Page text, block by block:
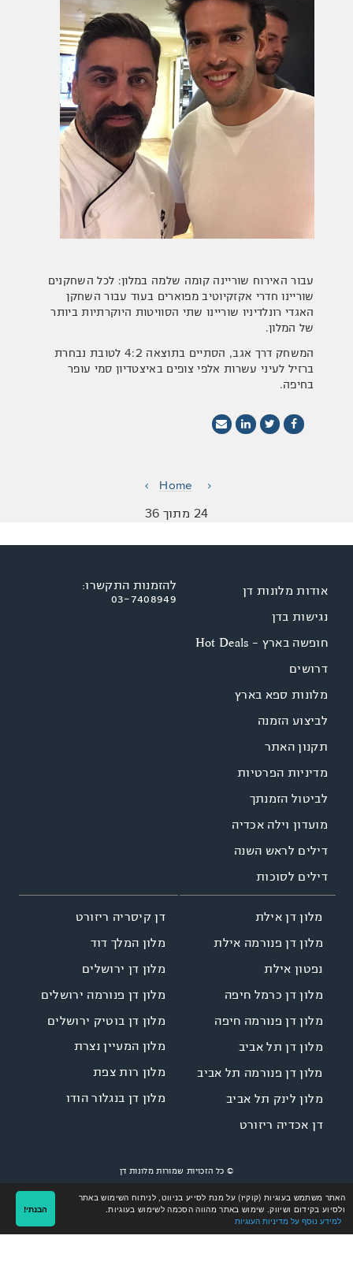
עבור האירוח שוריינה קומה שלמה במלון: לכל השחקנים
שוריינו חדרי אקזקיוטיב מפוארים בעוד עבור השחקן
האגדי רונלדיניו שוריינו שתי הסוויטות היוקרתיות ביותר
של המלון.
המשחק דרך אגב, הסתיים בתוצאה 4:2 לטובת נבחרת
ברזיל לעיני עשרות אלפי צופים באיצטדיון סמי עופר
בחיפה.
Home
24 מתוך 36
האתר משתמש בעוגיות (קוקיז) על מנת לסייע בניווט, לניתוח השימוש באתר
ולסיוע בקידום ושיווק. שימוש באתר מהווה הסכמה לשימוש בעוגיות.
למידע נוסף על מדיניות העוגיות
הבנתי!
אודות מלונות דן
נגישות בדן
חופשה בארץ - Hot Deals
דרושים
מלונות ספא בארץ
לביצוע הזמנה
תקנון האתר
מדיניות הפרטיות
לביטול הזמנתך
מועדון וילה אכדיה
דילים לראש השנה
דילים לסוכות
מלון דן אילת
מלון דן פנורמה אילת
נפטון אילת
מלון דן כרמל חיפה
מלון דן פנורמה חיפה
מלון דן תל אביב
מלון דן פנורמה תל אביב
מלון לינק תל אביב
דן אכדיה ריזורט
דן קיסריה ריזורט
מלון המלך דוד
מלון דן ירושלים
מלון דן פנורמה ירושלים
מלון דן בוטיק ירושלים
מלון המעיין נצרת
מלון רות צפת
מלון דן בנגלור הודו
להזמנות התקשרו:
03-7408949
© כל הזכויות שמורות מלונות דן